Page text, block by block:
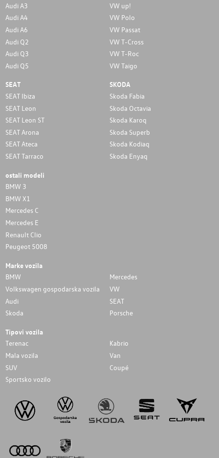
Audi A3
Audi A4
Audi A6
Audi Q2
Audi Q3
Audi Q5
VW up!
VW Polo
VW Passat
VW T-Cross
VW T-Roc
VW Taigo
SEAT
SEAT Ibiza
SEAT Leon
SEAT Leon ST
SEAT Arona
SEAT Ateca
SEAT Tarraco
SKODA
Skoda Fabia
Skoda Octavia
Skoda Karoq
Skoda Superb
Skoda Kodiaq
Skoda Enyaq
ostali modeli
BMW 3
BMW X1
Mercedes C
Mercedes E
Renault Clio
Peugeot 5008
Marke vozila
BMW
Mercedes
Volkswagen gospodarska vozila
VW
Audi
SEAT
Skoda
Porsche
Tipovi vozila
Terenac
Kabrio
Mala vozila
Van
SUV
Coupé
Sportsko vozilo